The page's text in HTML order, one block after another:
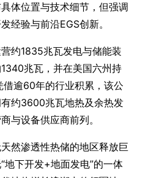
体位置与技术细节，但强调
经验与前沿EGS创新。
约1835兆瓦发电与储能装
兆瓦，并在美国六州持
逾60年的行业积累，该公
约3600兆瓦地热及余热发
与设备供应商前列。
然渗透性热储的地区释放巨
地下开发+地面发电”的一体